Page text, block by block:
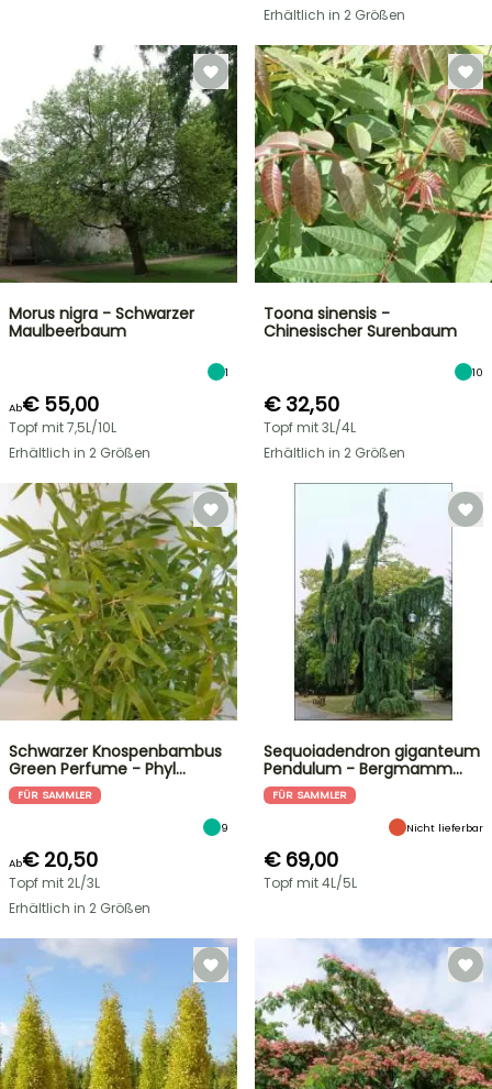
Erhältlich in 2 Größen
Morus nigra - Schwarzer
Maulbeerbaum
1
Ab€ 55,00
Topf mit 7,5L/10L
Erhältlich in 2 Größen
Toona sinensis -
Chinesischer Surenbaum
10
€ 32,50
Topf mit 3L/4L
Erhältlich in 2 Größen
Schwarzer Knospenbambus
Green Perfume - Phyl…
FÜR SAMMLER
9
Ab€ 20,50
Topf mit 2L/3L
Erhältlich in 2 Größen
Sequoiadendron giganteum
Pendulum - Bergmamm…
FÜR SAMMLER
Nicht lieferbar
€ 69,00
Topf mit 4L/5L